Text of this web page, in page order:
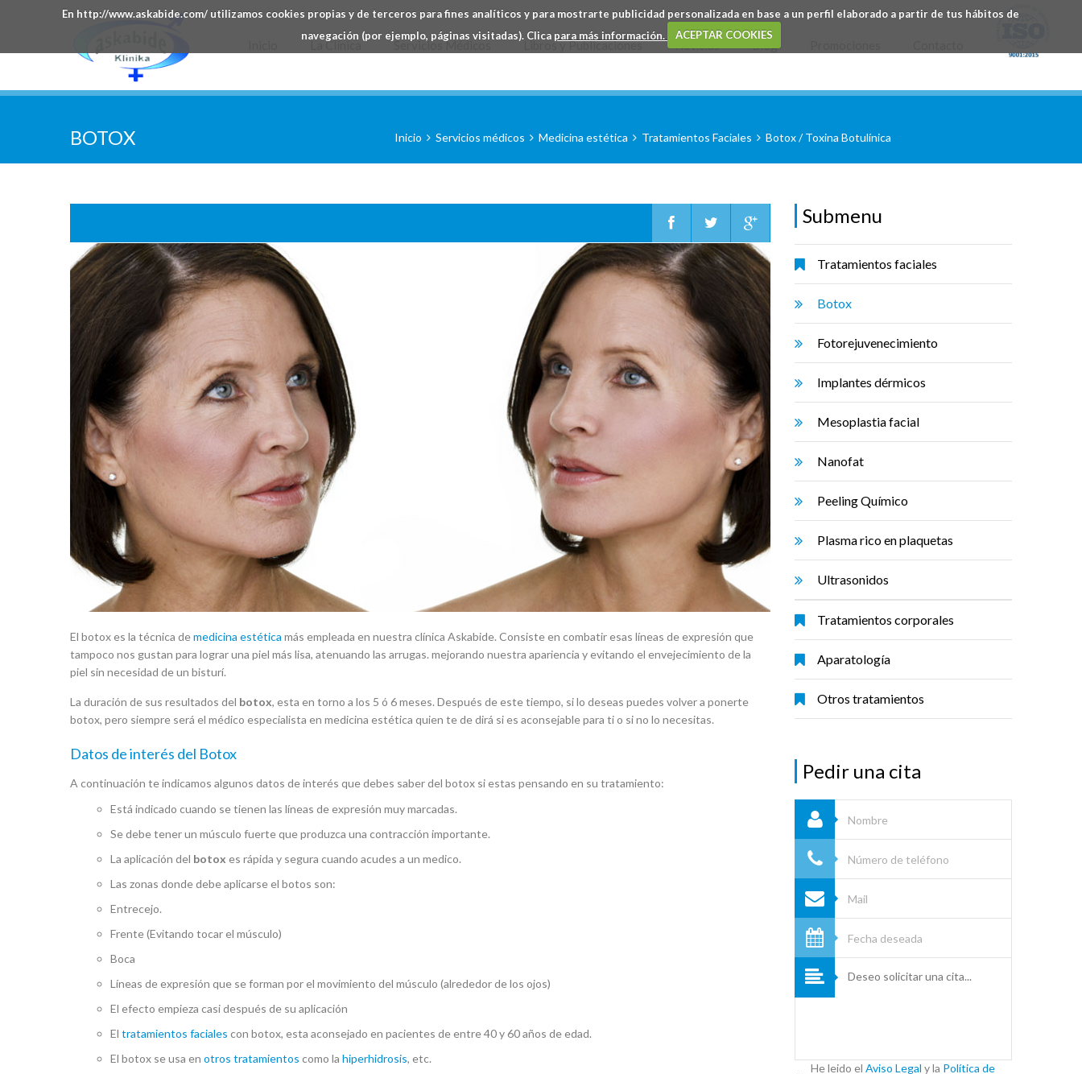
En http://www.askabide.com/ utilizamos cookies propias y de terceros para fines analíticos y para mostrarte publicidad personalizada en base a un perfil elaborado a partir de tus hábitos de
navegación (por ejemplo, páginas visitadas). Clica para más información. ACEPTAR COOKIES
La Clínica Servicios Médicos Libros y Publicaciones Noticias Blog
BOTOX Inicio Servicios médicos Medicina estética Tratamientos Faciales Botox / Toxina Botulínica
El botox es la técnica demedicina estética más empleada en nuestra clínica Askabide. Consiste en combatir esas líneas de expresión que
tampoco nos gustan para lograr una piel más lisa, atenuando las arrugas. mejorando nuestra apariencia y evitando el envejecimiento de la
piel sin necesidad de un bisturí.
La duración de sus resultados del botox, esta en torno a los 5 ó 6 meses. Después de este tiempo, si lo deseas puedes volver a ponerte
botox, pero siempre será el médico especialista en medicina estética quien te de dirá si es aconsejable para ti o si no lo necesitas.
Datos de interés del Botox
A continuación te indicamos algunos datos de interés que debes saber del botox si estas pensando en su tratamiento:
Está indicado cuando se tienen las líneas de expresión muy marcadas.
Se debe tener un músculo fuerte que produzca una contracción importante.
La aplicación del botox es rápida y segura cuando acudes a un medico.
Las zonas donde debe aplicarse el botos son:
Entrecejo.
Frente (Evitando tocar el músculo)
Boca
Líneas de expresión que se forman por el movimiento del músculo (alrededor de los ojos)
El efecto empieza casi después de su aplicación
El tratamientos faciales con botox, esta aconsejado en pacientes de entre 40 y 60 años de edad.
El botox se usa en otros tratamientos como la hiperhidrosis, etc.
Submenu
Tratamientos faciales
Botox
Fotorejuvenecimiento
Implantes dérmicos
Mesoplastia facial
Nanofat
Peeling Químico
Plasma rico en plaquetas
Ultrasonidos
Tratamientos corporales
Aparatología
Otros tratamientos
Pedir una cita
He leido el Aviso Legal y la Política de